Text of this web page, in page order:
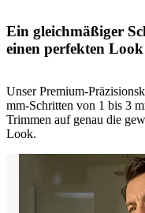
Ein gleichmäßiger
einen perfekten Look
Unser Premium-
mm-Schritten von 1 bis 3
Trimmen auf genau die
Look.